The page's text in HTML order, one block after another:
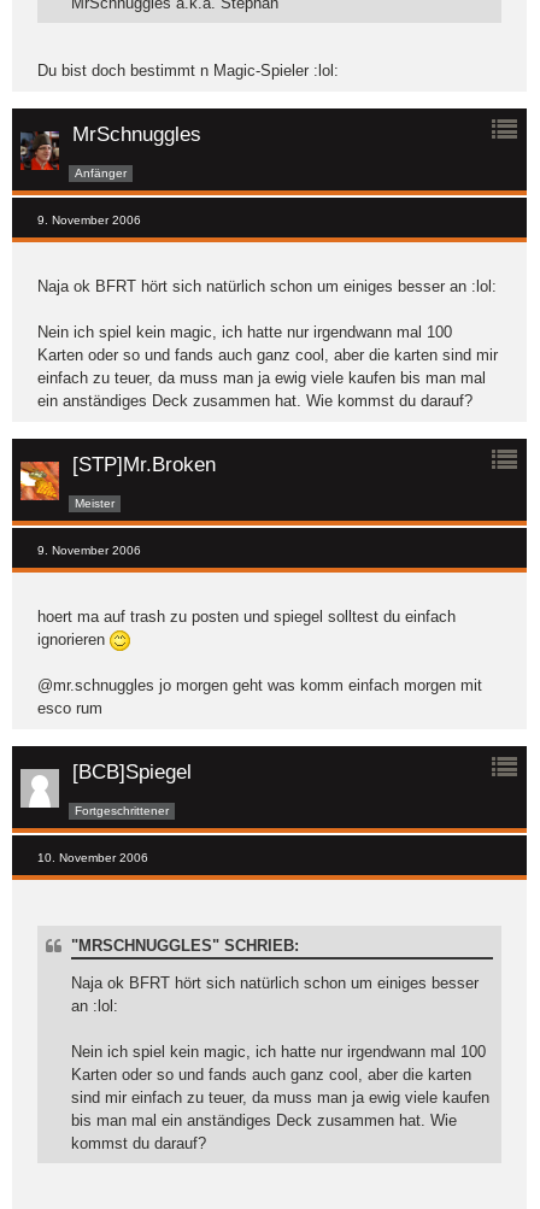
Du bist doch bestimmt n Magic-Spieler :lol:
MrSchnuggles
Anfänger
9. November 2006
Naja ok BFRT hört sich natürlich schon um einiges besser an :lol:
Nein ich spiel kein magic, ich hatte nur irgendwann mal 100
Karten oder so und fands auch ganz cool, aber die karten sind mir
einfach zu teuer, da muss man ja ewig viele kaufen bis man mal
ein anständiges Deck zusammen hat. Wie kommst du darauf?
[STP]Mr.Broken
Meister
9. November 2006
hoert ma auf trash zu posten und spiegel solltest du einfach
ignorieren
@mr.schnuggles jo morgen geht was komm einfach morgen mit
esco rum
[BCB]Spiegel
Fortgeschrittener
10. November 2006
"MRSCHNUGGLES" SCHRIEB:
Naja ok BFRT hört sich natürlich schon um einiges besser
an :lol:
Nein ich spiel kein magic, ich hatte nur irgendwann mal 100
Karten oder so und fands auch ganz cool, aber die karten
sind mir einfach zu teuer, da muss man ja ewig viele kaufen
bis man mal ein anständiges Deck zusammen hat. Wie
kommst du darauf?